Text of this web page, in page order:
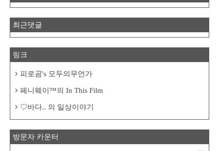
최근댓글
링크
피로곰's 모두의무언가
페니웨이™의 In This Film
♡바다.. 의 일상이야기
방문자 카운터